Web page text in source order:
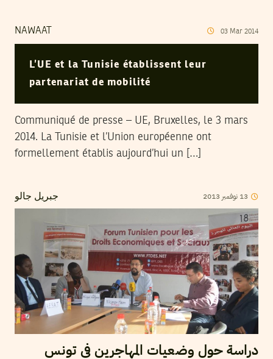
NAWAAT 03 Mar 2014
L’UE et la Tunisie établissent leur
partenariat de mobilité
Communiqué de presse – UE, Bruxelles, le 3 mars
2014. La Tunisie et l’Union européenne ont
formellement établis aujourd’hui un […]
جبريل جالو 13 نوفمبر 2013
دراسة حول وضعيات المهاجرين في تونس